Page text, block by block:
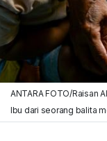
ANTARA FOTO/Raisan
Ibu dari seorang balita